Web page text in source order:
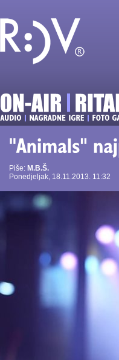
Piše: M.B.Š.
Ponedjeljak, 18.11.2013. 11:32